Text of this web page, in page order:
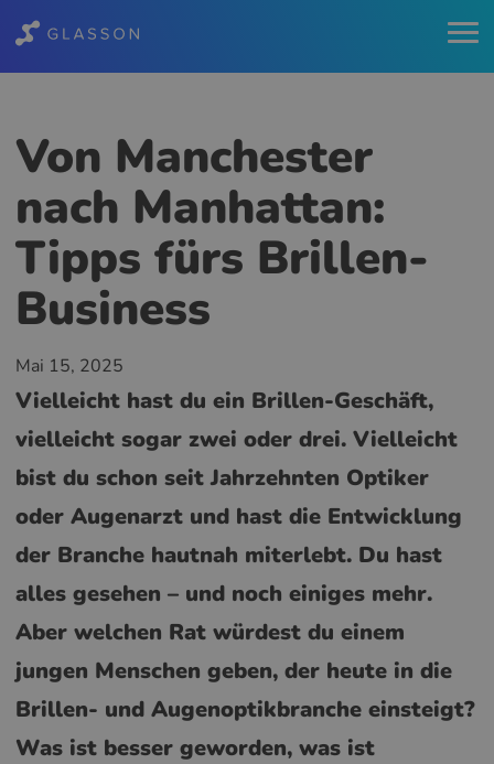
Von Manchester
nach Manhattan:
Tipps fürs Brillen-
Business
Mai 15, 2025
Vielleicht hast du ein Brillen-Geschäft,
vielleicht sogar zwei oder drei. Vielleicht
bist du schon seit Jahrzehnten Optiker
oder Augenarzt und hast die Entwicklung
der Branche hautnah miterlebt. Du hast
alles gesehen – und noch einiges mehr.
Aber welchen Rat würdest du einem
jungen Menschen geben, der heute in die
Brillen- und Augenoptikbranche einsteigt?
Was ist besser geworden, was ist